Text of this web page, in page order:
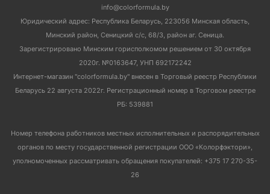
info@colorformula.by
Юридический адрес: Республика Беларусь, 223056 Минская область,
Минский район, Сеницкий с/с, 68/3, район аг. Сеница.
Зарегистрировано Минским горисполкомом решением от 30 октября
2020г. №0163647, УНП 692172242
Интернет-магазин "colorformula.by" внесен в Торговый реестр Республики
Беларусь 22 августа 2022г. Регистрационный номер в Торговом реестре
РБ: 539881
Номер телефона работников местных исполнительных и распорядительных
органов по месту государственной регистрации ООО «Колорфэктори»,
уполномоченных рассматривать обращения покупателей: +375 17 270-35-
26